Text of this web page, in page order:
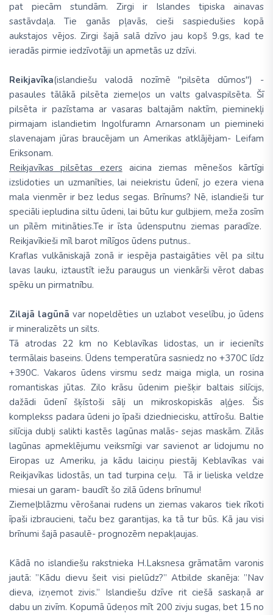
pat piecām stundām. Zirgi ir Islandes tipiska ainavas
sastāvdaļa. Tie ganās pļavās, cieši saspiedušies kopā
aukstajos vējos. Zirgi šajā salā dzīvo jau kopš 9.gs, kad te
ieradās pirmie iedzīvotāji un apmetās uz dzīvi.
Reikjavīka(islandiešu valodā nozīmē ''pilsēta dūmos'') -
pasaules tālākā pilsēta ziemeļos un valts galvaspilsēta. Šī
pilsēta ir pazīstama ar vasaras baltajām naktīm, pieminekļi
pirmajam islandietim Ingolfuramn Arnarsonam un piemineki
slavenajam jūras braucējam un Amerikas atklājējam- Leifam
Eriksonam.
Reikjavīkas pilsētas ezersaicina ziemas mēnešos kārtīgi
izslidoties un uzmanīties, lai neiekristu ūdenī, jo ezera viena
mala vienmēr ir bez ledus segas. Brīnums? Nē, islandieši tur
speciāli iepludina siltu ūdeni, lai būtu kur gulbjiem, meža zosīm
un pīlēm mitināties.Te ir īsta ūdensputnu ziemas paradīze.
Reikjavīkieši mīl barot mīlīgos ūdens putnus..
Kraflas vulkāniskajā zonā ir iespēja pastaigāties vēl pa siltu
lavas lauku, iztaustīt iežu paraugus un vienkārši vērot dabas
spēku un pirmatnību.
Zilajā lagūnā var nopeldēties un uzlabot veselību, jo ūdens
ir mineralizēts un silts.
Tā atrodas 22 km no Keblavīkas lidostas, un ir iecienīts
termālais baseins. Ūdens temperatūra sasniedz no +370C līdz
+390C. Vakaros ūdens virsmu sedz maiga migla, un rosina
romantiskas jūtas. Zilo krāsu ūdenim piešķir baltais silīcijs,
dažādi ūdenī šķīstoši sāļi un mikroskopiskās aļģes. Šis
komplekss padara ūdeni jo īpaši dziedniecisku, attīrošu. Baltie
silīcija dubļi salikti kastēs lagūnas malās- sejas maskām. Zilās
lagūnas apmeklējumu veiksmīgi var savienot ar lidojumu no
Eiropas uz Ameriku, ja kādu laiciņu piestāj Keblavīkas vai
Reikjavīkas lidostās, un tad turpina ceļu. Tā ir lieliska veldze
miesai un garam- baudīt šo zilā ūdens brīnumu!
Ziemeļblāzmu vērošanai rudens un ziemas vakaros tiek rīkoti
īpaši izbraucieni, taču bez garantijas, ka tā tur būs. Kā jau visi
brīnumi šajā pasaulē- prognozēm nepakļaujas.
Kādā no islandiešu rakstnieka H.Laksnesa grāmatām varonis
jautā: ”Kādu dievu šeit visi pielūdz?” Atbilde skanēja: ”Nav
dieva, izņemot zivis.” Islandiešu dzīve rit ciešā saskaņā ar
dabu un zivīm. Kopumā ūdeņos mīt 200 zivju sugas, bet 15 no